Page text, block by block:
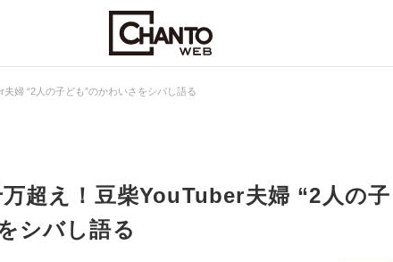
婦 “2人の子ども”のかわいさをシバし語る
超え！豆柴YouTuber夫婦 “2人の子
シバし語る